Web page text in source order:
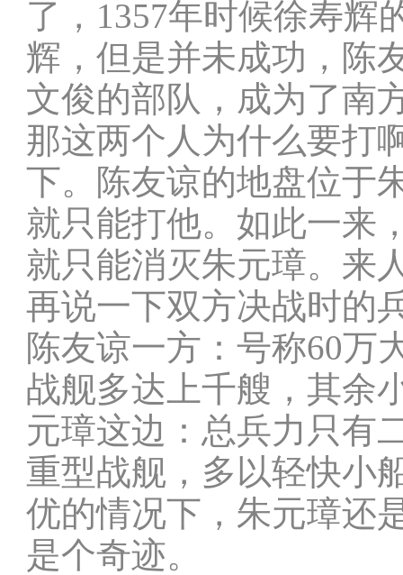
了，1357年时候徐寿辉
辉，但是并未成功，陈
文俊的部队，成为了南
那这两个人为什么要打
下。陈友谅的地盘位于
就只能打他。如此一来
就只能消灭朱元璋。来
再说一下双方决战时的
陈友谅一方：号称60万
战舰多达上千艘，其余
元璋这边：总兵力只有
重型战舰，多以轻快小
优的情况下，朱元璋还
是个奇迹。